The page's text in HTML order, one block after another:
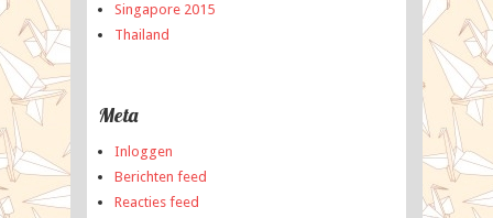
Singapore 2015
Thailand
Meta
Inloggen
Berichten feed
Reacties feed